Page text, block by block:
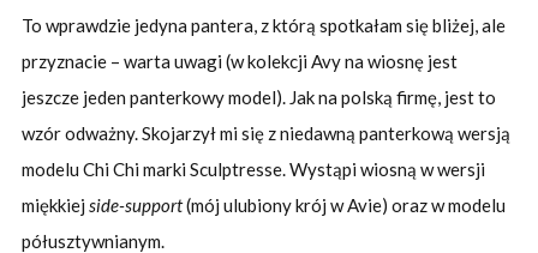
To wprawdzie jedyna pantera, z którą spotkałam się bliżej, ale
przyznacie – warta uwagi (w kolekcji Avy na wiosnę jest
jeszcze jeden panterkowy model). Jak na polską firmę, jest to
wzór odważny. Skojarzył mi się z niedawną panterkową wersją
modelu Chi Chi marki Sculptresse. Wystąpi wiosną w wersji
miękkiej side-support(mój ulubiony krój w Avie) oraz w modelu
półusztywnianym.